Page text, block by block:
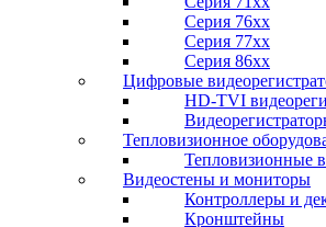
Серия 76xx
Серия 77хх
Серия 86хх
Цифровые
HD-TVI
Тепловизионное
Тепловизионные
Видеостены и мониторы
Контроллеры и
Кронштейны